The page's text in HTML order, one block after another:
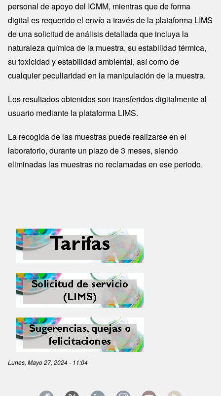
personal de apoyo del ICMM, mientras que de forma
digital es requerido el envío a través de la plataforma LIMS
de una solicitud de análisis detallada que incluya la
naturaleza química de la muestra, su estabilidad térmica,
su toxicidad y estabilidad ambiental, así como de
cualquier peculiaridad en la manipulación de la muestra.
Los resultados obtenidos son transferidos digitalmente al
usuario mediante la plataforma LIMS.
La recogida de las muestras puede realizarse en el
laboratorio, durante un plazo de 3 meses, siendo
eliminadas las muestras no reclamadas en ese periodo.
Image
Image
Image
Lunes, Mayo 27, 2024 - 11:04